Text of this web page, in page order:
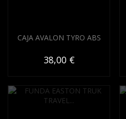
CAJA AVALON TYRO ABS
38,00 €